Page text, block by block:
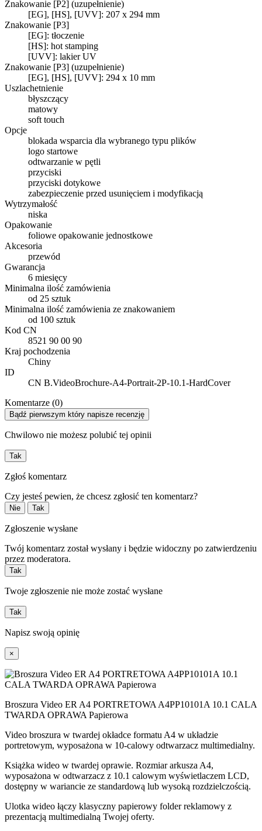
Znakowanie [P2] (uzupełnienie)
[EG], [HS], [UVV]: 207 x 294 mm
Znakowanie [P3]
[EG]: tłoczenie
[HS]: hot stamping
[UVV]: lakier UV
Znakowanie [P3] (uzupełnienie)
[EG], [HS], [UVV]: 294 x 10 mm
Uszlachetnienie
błyszczący
matowy
soft touch
Opcje
blokada wsparcia dla wybranego typu plików
logo startowe
odtwarzanie w pętli
przyciski
przyciski dotykowe
zabezpieczenie przed usunięciem i modyfikacją
Wytrzymałość
niska
Opakowanie
foliowe opakowanie jednostkowe
Akcesoria
przewód
Gwarancja
6 miesięcy
Minimalna ilość zamówienia
od 25 sztuk
Minimalna ilość zamówienia ze znakowaniem
od 100 sztuk
Kod CN
8521 90 00 90
Kraj pochodzenia
Chiny
ID
CN B.VideoBrochure-A4-Portrait-2P-10.1-HardCover
Komentarze (0)
Bądź pierwszym który napisze recenzję
Chwilowo nie możesz polubić tej opinii
Tak
Zgłoś komentarz
Czy jesteś pewien, że chcesz zgłosić ten komentarz?
Nie Tak
Zgłoszenie wysłane
Twój komentarz został wysłany i będzie widoczny po zatwierdzeniu
przez moderatora.
Tak
Twoje zgłoszenie nie może zostać wysłane
Tak
Napisz swoją opinię
×
Broszura Video ER A4 PORTRETOWA A4PP10101A 10.1 CALA
TWARDA OPRAWA Papierowa
Video broszura w twardej okładce formatu A4 w układzie
portretowym, wyposażona w 10-calowy odtwarzacz multimedialny.
Książka wideo w twardej oprawie. Rozmiar arkusza A4,
wyposażona w odtwarzacz z 10.1 calowym wyświetlaczem LCD,
dostępny w wariancie ze standardową lub wysoką rozdzielczością.
Ulotka wideo łączy klasyczny papierowy folder reklamowy z
prezentacją multimedialną Twojej oferty.